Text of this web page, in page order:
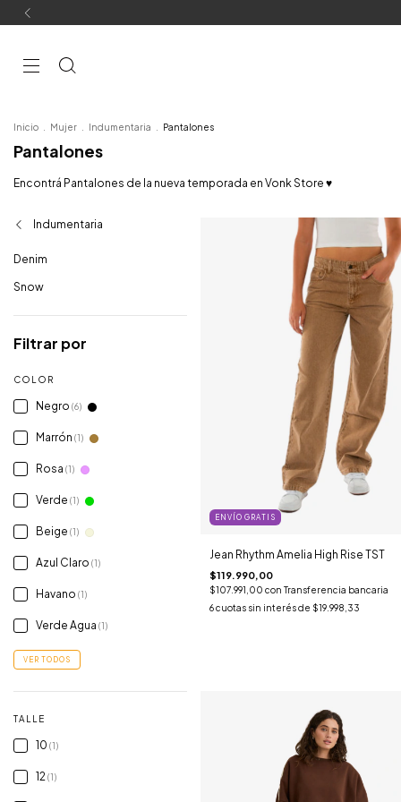
Inicio Mujer Indumentaria Pantalones
Pantalones
Encontrá Pantalones de la nueva temporada en Vonk Store ♥
Indumentaria
Denim
Snow
Filtrar por
COLOR
Negro (6)
Marrón (1)
Rosa (1)
Verde (1)
Beige (1)
Azul Claro (1)
Havano (1)
Verde Agua (1)
VER TODOS
TALLE
10 (1)
12(1)
ENVÍO GRATIS
Jean Rhythm Amelia High Rise TST
$119.990,00
$107.991,00 con Transferencia bancaria
6cuotas sin interés de $19.998,33